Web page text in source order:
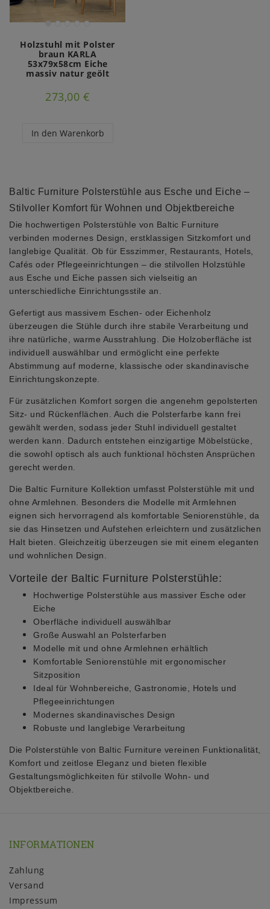
Holzstuhl mit Polster
braun KARLA
53x79x58cm Eiche
massiv natur geölt
273,00 €
In den Warenkorb
Baltic Furniture Polsterstühle aus Esche und Eiche –
Stilvoller Komfort für Wohnen und Objektbereiche
Die hochwertigen Polsterstühle von Baltic Furniture
verbinden modernes Design, erstklassigen Sitzkomfort und
langlebige Qualität. Ob für Esszimmer, Restaurants, Hotels,
Cafés oder Pflegeeinrichtungen – die stilvollen Holzstühle
aus Esche und Eiche passen sich vielseitig an
unterschiedliche Einrichtungsstile an.
Gefertigt aus massivem Eschen- oder Eichenholz
überzeugen die Stühle durch ihre stabile Verarbeitung und
ihre natürliche, warme Ausstrahlung. Die Holzoberfläche ist
individuell auswählbar und ermöglicht eine perfekte
Abstimmung auf moderne, klassische oder skandinavische
Einrichtungskonzepte.
Für zusätzlichen Komfort sorgen die angenehm gepolsterten
Sitz- und Rückenflächen. Auch die Polsterfarbe kann frei
gewählt werden, sodass jeder Stuhl individuell gestaltet
werden kann. Dadurch entstehen einzigartige Möbelstücke,
die sowohl optisch als auch funktional höchsten Ansprüchen
gerecht werden.
Die Baltic Furniture Kollektion umfasst Polsterstühle mit und
ohne Armlehnen. Besonders die Modelle mit Armlehnen
eignen sich hervorragend als komfortable Seniorenstühle, da
sie das Hinsetzen und Aufstehen erleichtern und zusätzlichen
Halt bieten. Gleichzeitig überzeugen sie mit einem eleganten
und wohnlichen Design.
Vorteile der Baltic Furniture Polsterstühle:
Hochwertige Polsterstühle aus massiver Esche oder
Eiche
Oberfläche individuell auswählbar
Große Auswahl an Polsterfarben
Modelle mit und ohne Armlehnen erhältlich
Komfortable Seniorenstühle mit ergonomischer
Sitzposition
Ideal für Wohnbereiche, Gastronomie, Hotels und
Pflegeeinrichtungen
Modernes skandinavisches Design
Robuste und langlebige Verarbeitung
Die Polsterstühle von Baltic Furniture vereinen Funktionalität,
Komfort und zeitlose Eleganz und bieten flexible
Gestaltungsmöglichkeiten für stilvolle Wohn- und
Objektbereiche.
INFORMATIONEN
Zahlung
Versand
Impressum